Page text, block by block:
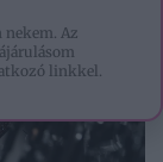
Az
linkkel.